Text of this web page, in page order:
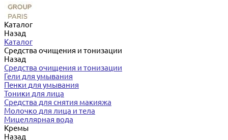
Каталог
Назад
Каталог
Средства очищения и тонизации
Назад
Средства очищения и тонизации
Гели для умывания
Пенки для умывания
Тоники для лица
Средства для снятия макияжа
Молочко для лица и тела
Мицеллярная вода
Кремы
Назад